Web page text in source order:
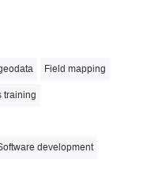
Field mapping
training
development